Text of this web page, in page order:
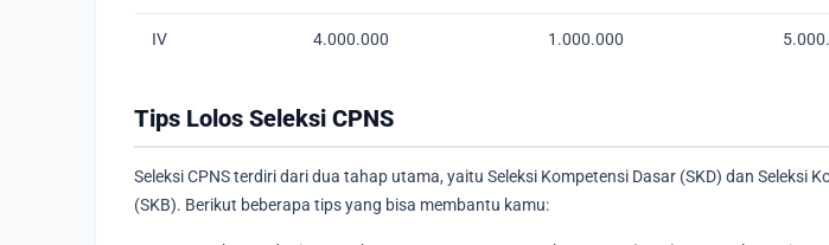
IV 4.000.000 1.000.000
Tips Lolos Seleksi CPNS
Seleksi CPNS terdiri dari dua tahap utama, yaitu Seleksi Kompetensi Dasar (SKD) dan Seleksi
(SKB). Berikut beberapa tips yang bisa membantu kamu: